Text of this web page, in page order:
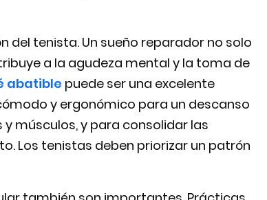
del tenista. Un sueño reparador no solo
a la agudeza mental y la toma de
abatible puede ser una excelente
y ergonómico para un descanso
músculos, y para consolidar las
Los tenistas deben priorizar un patrón